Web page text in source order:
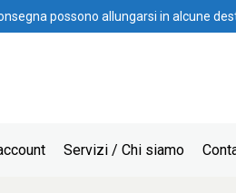
possono allungarsi in alcune
Servizi / Chi siamo